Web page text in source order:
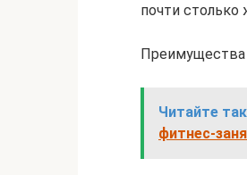
почти столько
Преимущества
Читайте
фитнес-